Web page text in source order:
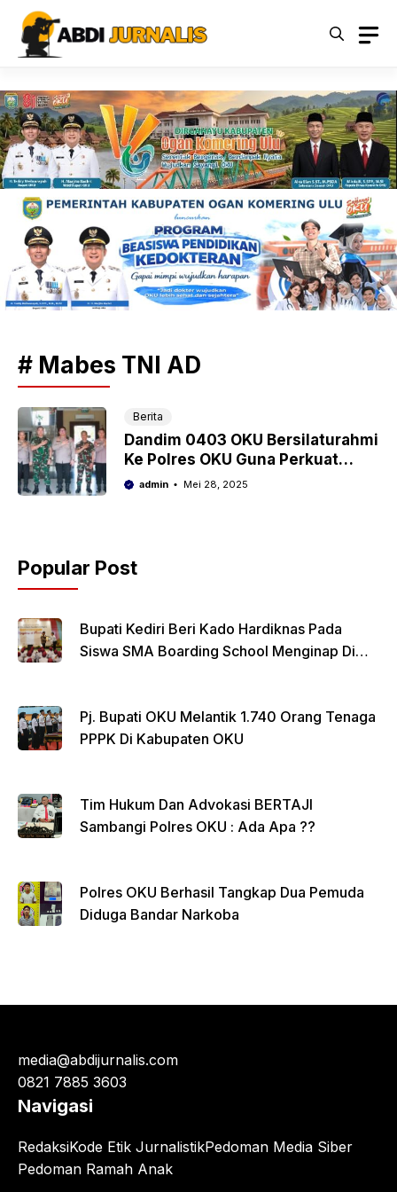
Langsung
# Mabes TNI AD
Berita
Dandim 0403 OKU Bersilaturahmi
Ke Polres OKU Guna Perkuat
Sinergitas TNI – Polri
admin Mei 28, 2025
Popular Post
Bupati Kediri Beri Kado Hardiknas Pada
Siswa SMA Boarding School Menginap Di
Pj. Bupati OKU Melantik 1.740 Orang Tenaga
PPPK Di Kabupaten OKU
Tim Hukum Dan Advokasi BERTAJI
Sambangi Polres OKU : Ada Apa ??
Polres OKU Berhasil Tangkap Dua Pemuda
Diduga Bandar Narkoba
media@abdijurnalis.com
0821 7885 3603
Navigasi
RedaksiKode Etik JurnalistikPedoman Media Siber
Pedoman Ramah Anak